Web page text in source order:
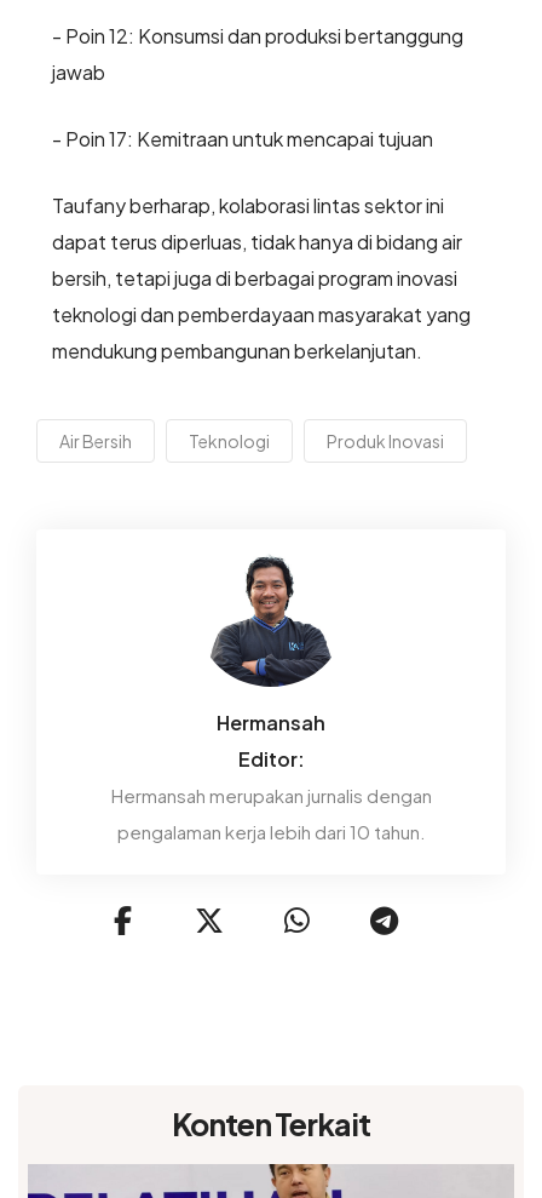
- Poin 12: Konsumsi dan produksi bertanggung
jawab
- Poin 17: Kemitraan untuk mencapai tujuan
Taufany berharap, kolaborasi lintas sektor ini
dapat terus diperluas, tidak hanya di bidang air
bersih, tetapi juga di berbagai program inovasi
teknologi dan pemberdayaan masyarakat yang
mendukung pembangunan berkelanjutan.
Air Bersih Teknologi Produk Inovasi
Hermansah
Editor:
Hermansah merupakan jurnalis dengan
pengalaman kerja lebih dari 10 tahun.
Konten Terkait